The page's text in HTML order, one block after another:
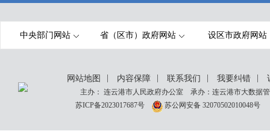
中央部门网站 省（区市）政府网站 设区市政府网站
网站地图 内容保障 联系我们 我要纠错
主办： 连云港市人民政府办公室 承办：连云港市大数据
苏ICP备2023017687号
苏公网安备 32070502010048号